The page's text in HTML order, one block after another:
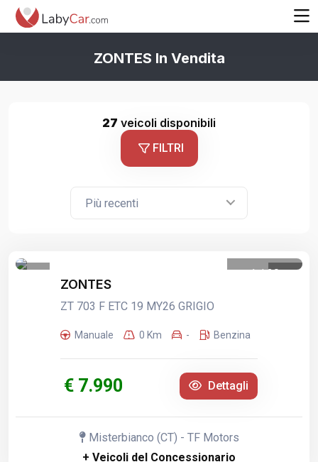
ZONTES In Vendita
27 veicoli disponibili
FILTRI
Più recenti
1 /20
ZONTES
ZT 703 F ETC 19 MY26 GRIGIO
Manuale 0 Km - Benzina
€ 7.990 Dettagli
Misterbianco (CT) - TF Motors
+ Veicoli del Concessionario